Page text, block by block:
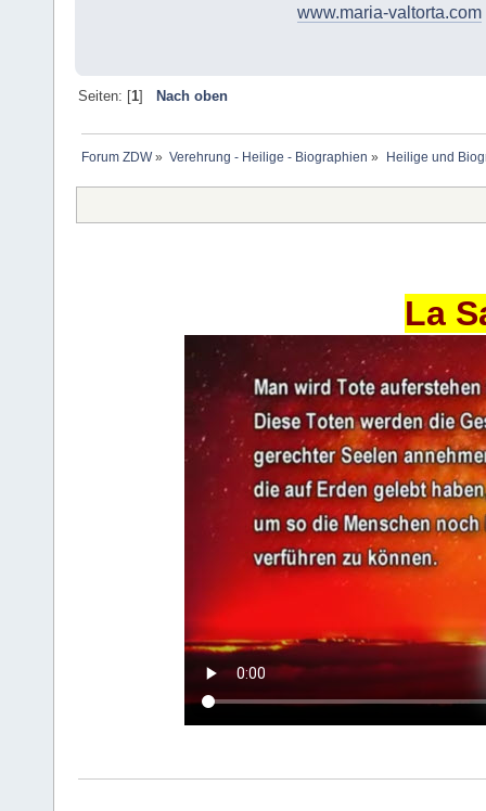
www.maria-valtorta.com
Seiten: [1] Nach oben
Forum ZDW» Verehrung - Heilige - Biographien » Heilige und
La